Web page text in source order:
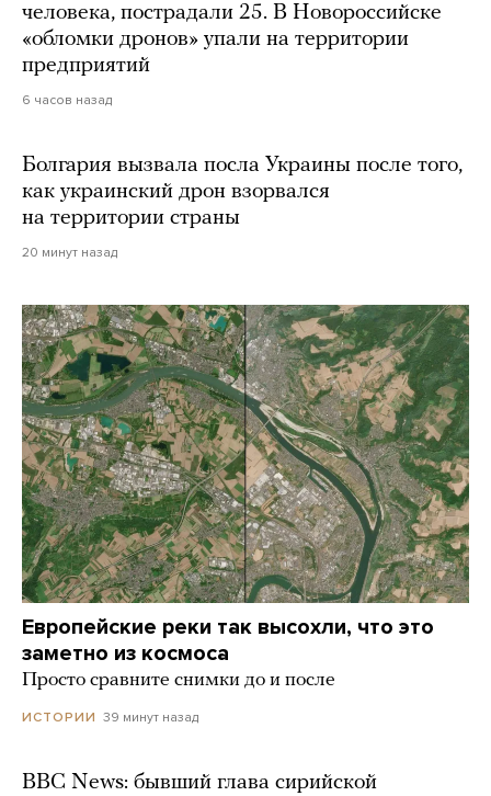
человека, пострадали 25. В Новороссийске
«обломки дронов» упали на территории
предприятий
6 часов назад
Болгария вызвала посла Украины после того,
как украинский дрон взорвался
на территории страны
20 минут назад
Европейские реки так высохли, что это
заметно из космоса
Просто сравните снимки до и после
ИСТОРИИ 39 минут назад
BBC News: бывший глава сирийской